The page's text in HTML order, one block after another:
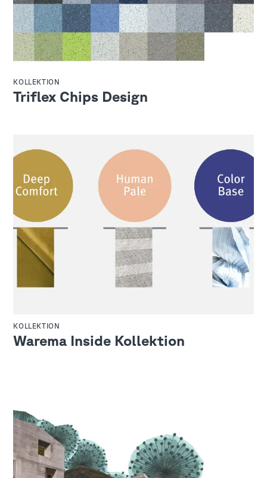
KOLLEKTION
Triflex Chips Design
KOLLEKTION
Warema Inside Kollektion